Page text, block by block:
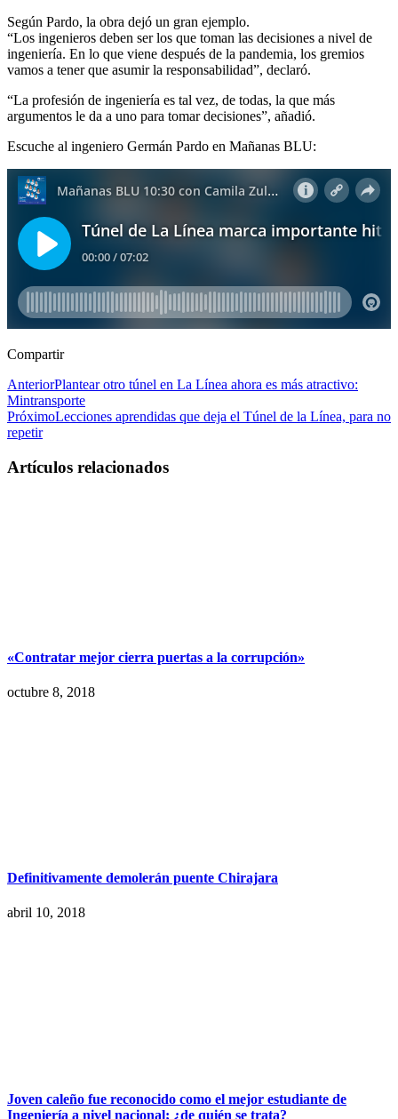
Según Pardo, la obra dejó un gran ejemplo.
“Los ingenieros deben ser los que toman las decisiones a nivel de
ingeniería. En lo que viene después de la pandemia, los gremios
vamos a tener que asumir la responsabilidad”, declaró.
“La profesión de ingeniería es tal vez, de todas, la que más
argumentos le da a uno para tomar decisiones”, añadió.
Escuche al ingeniero Germán Pardo en Mañanas BLU:
Compartir
AnteriorPlantear otro túnel en La Línea ahora es más atractivo:
Mintransporte
PróximoLecciones aprendidas que deja el Túnel de la Línea, para no
repetir
Artículos relacionados
«Contratar mejor cierra puertas a la corrupción»
octubre 8, 2018
Definitivamente demolerán puente Chirajara
abril 10, 2018
Joven caleño fue reconocido como el mejor estudiante de
Ingeniería a nivel nacional; ¿de quién se trata?